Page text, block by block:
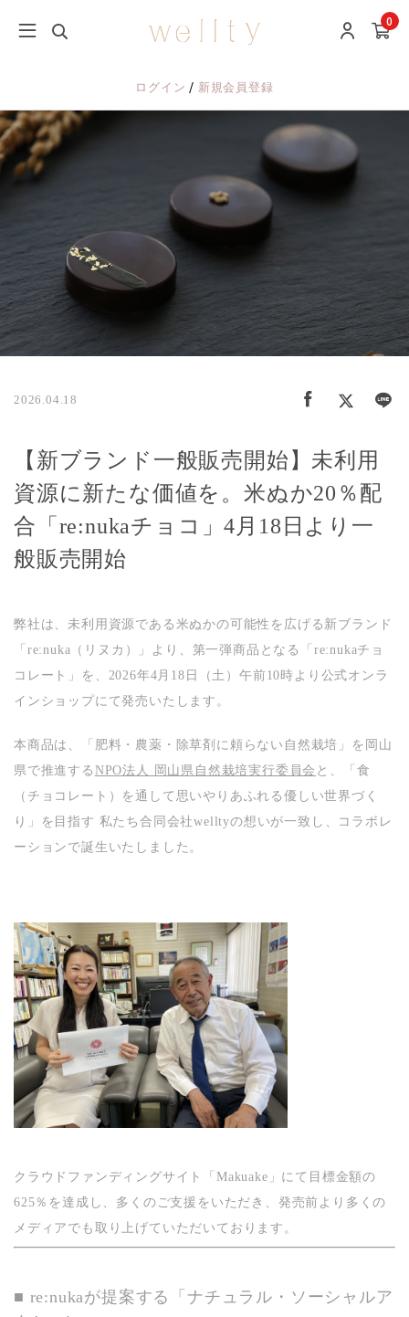
0
ログイン/ 新規会員登録
2026.04.18
【新ブランド一般販売開始】未利用
資源に新たな価値を。米ぬか20％配
合「re:nukaチョコ」4月18日より一
般販売開始
弊社は、未利用資源である米ぬかの可能性を広げる新ブランド
「re:nuka（リヌカ）」より、第一弾商品となる「re:nukaチョ
コレート」を、2026年4月18日（土）午前10時より公式オンラ
インショップにて発売いたします。
本商品は、「肥料・農薬・除草剤に頼らない自然栽培」を岡山
県で推進する NPO法人 岡山県自然栽培実行委員会 と、「食
（チョコレート）を通して思いやりあふれる優しい世界づく
り」を目指す 私たち合同会社welltyの想いが一致し、コラボレ
ーションで誕生いたしました。
クラウドファンディングサイト「Makuake」にて目標金額の
625％を達成し、多くのご支援をいただき、発売前より多くの
メディアでも取り上げていただいております。
■ re:nukaが提案する「ナチュラル・ソーシャルア